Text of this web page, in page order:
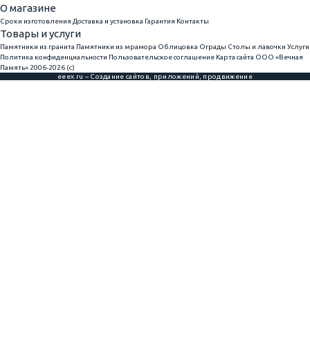
О магазине
Сроки изготовления Доставка и установка Гарантия Контакты
Товары и услуги
Памятники из гранита Памятники из мрамора Облицовка Ограды Столы и лавочки Услуги
Политика конфиденциальности Пользовательское соглашение Карта сайта ООО «Вечная
Память» 2006-2026 (с)
eeex.ru – Создание сайтов, приложений, продвижение